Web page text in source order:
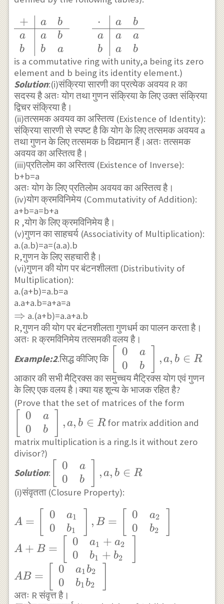
\quad \quad
\begin{array}
{l|ll}\cdot &
a & b \\
\hline a & a &
a \\b & a &
b\end{array}
\begin{array}
{l|ll}+ & a &
b \\ \hline a
& a & b \\ b
& b &
a\end{array}
\quad \quad
\begin{array}
{l|ll}\cdot &
a & b \\
\hline a & a &
a \\b & a &
b\end{array}
+
a
b
a
a
b
b
b
a
⋅
a
b
a
a
a
b
a
b
is a commutative ring with unity,a being its zero
element and b being its identity element.)
Solution:(i)संक्रिया सारणी का प्रत्येक अवयव R का
सदस्य है अतः योग तथा गुणन संक्रिया के लिए उक्त संक्रिया
द्विचर संक्रिया है।
(ii)तत्समक अवयव का अस्तित्व (Existence of Identity):
संक्रिया सारणी से स्पष्ट है कि योग के लिए तत्समक अवयव a
तथा गुणन के लिए तत्समक b विद्यमान हैं।अतः तत्समक
अवयव का अस्तित्व है।
(iii)प्रतिलोम का अस्तित्व (Existence of Inverse):
b+b=a
अतः योग के लिए प्रतिलोम अवयव का अस्तित्व है।
(iv)योग क्रमविनिमेय (Commutativity of Addition):
a+b=a=b+a
R ,योग के लिए क्रमविनिमेय है।
(v)गुणन का साहचर्य (Associativity of Multiplication):
a.(a.b)=a=(a.a).b
R,गुणन के लिए सहचारी है।
(vi)गुणन की योग पर बंटनशीलता (Distributivity of
Multiplication):
a.(a+b)=a.b=a
a.a+a.b=a+a=a
\Rightarrow
⇒ a.(a+b)=a.a+a.b
R,गुणन की योग पर बंटनशीलता गुणधर्म का पालन करता है।
अतः R क्रमविनिमेय तत्समकी वलय है।
Example:2.सिद्ध कीजिए कि
\left[\begin{array}
{ll}0 & a \\0 &
b\end{array}\right],
a, b \in R
0
0
a
b
, a, b ∈ R
आकार की सभी मैट्रिक्स का समुच्चय मैट्रिक्स योग एवं गुणन
के लिए एक वलय है।क्या यह शून्य के भाजक रहित है?
(Prove that the set of matrices of the form
a, b \in
0
0
a
b
, a, b ∈ Rfor matrix addition and
matrix multiplication is a ring.Is it without zero
divisor?)
Solution:
\left[\begin{array}
{ll}0 & a \\0 &
b\end{array}\right],
a, b \in R
0
0
a
b
, a, b ∈ R
(i)संवृतता (Closure Property):
A=\left[\begin{array}
{ll}0 & a_{1} \\0 &
b_{1}\end{array}\right],
B=\left[\begin{array}
{ll}0 & a_{2} \\0 &
b_{2} \end{array}\right]
\\
A =
0
0
a1
b1
, B =
0
0
a2
b2
A + B =
0
0
a1 + a2
b1 + b2
AB =
0
0
a1 b2
b1 b2
अतः R संवृत्त है।